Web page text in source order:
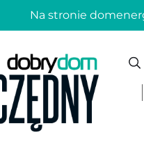
Na stronie